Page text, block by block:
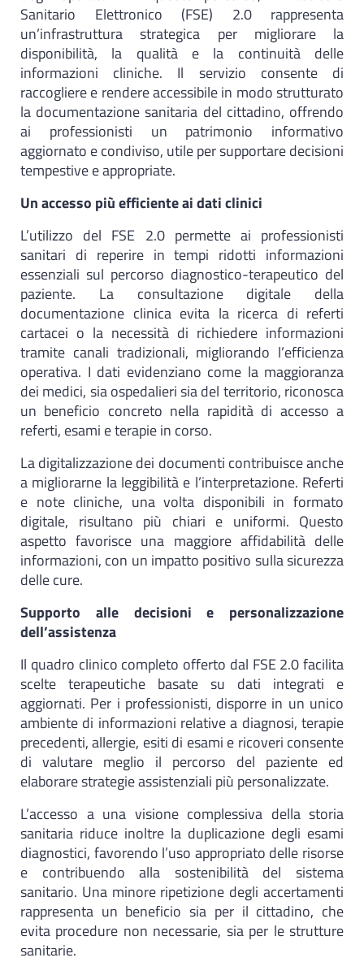
Sanitario Elettronico (FSE) 2.0 rappresenta
un’infrastruttura strategica per migliorare la
disponibilità, la qualità e la continuità delle
informazioni cliniche. Il servizio consente di
raccogliere e rendere accessibile in modo strutturato
la documentazione sanitaria del cittadino, offrendo
ai professionisti un patrimonio informativo
aggiornato e condiviso, utile per supportare decisioni
tempestive e appropriate.
Un accesso più efficiente ai dati clinici
L’utilizzo del FSE 2.0 permette ai professionisti
sanitari di reperire in tempi ridotti informazioni
essenziali sul percorso diagnostico-terapeutico del
paziente. La consultazione digitale della
documentazione clinica evita la ricerca di referti
cartacei o la necessità di richiedere informazioni
tramite canali tradizionali, migliorando l’efficienza
operativa. I dati evidenziano come la maggioranza
dei medici, sia ospedalieri sia del territorio, riconosca
un beneficio concreto nella rapidità di accesso a
referti, esami e terapie in corso.
La digitalizzazione dei documenti contribuisce anche
a migliorarne la leggibilità e l’interpretazione. Referti
e note cliniche, una volta disponibili in formato
digitale, risultano più chiari e uniformi. Questo
aspetto favorisce una maggiore affidabilità delle
informazioni, con un impatto positivo sulla sicurezza
delle cure.
Supporto alle decisioni e personalizzazione
dell’assistenza
Il quadro clinico completo offerto dal FSE 2.0 facilita
scelte terapeutiche basate su dati integrati e
aggiornati. Per i professionisti, disporre in un unico
ambiente di informazioni relative a diagnosi, terapie
precedenti, allergie, esiti di esami e ricoveri consente
di valutare meglio il percorso del paziente ed
elaborare strategie assistenziali più personalizzate.
L’accesso a una visione complessiva della storia
sanitaria riduce inoltre la duplicazione degli esami
diagnostici, favorendo l’uso appropriato delle risorse
e contribuendo alla sostenibilità del sistema
sanitario. Una minore ripetizione degli accertamenti
rappresenta un beneficio sia per il cittadino, che
evita procedure non necessarie, sia per le strutture
sanitarie.